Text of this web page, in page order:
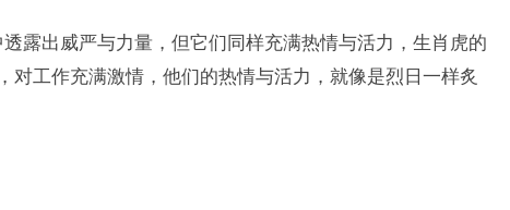
透露出威严与力量，但它们同样充满热情与活力，生肖虎的
对工作充满激情，他们的热情与活力，就像是烈日一样炙